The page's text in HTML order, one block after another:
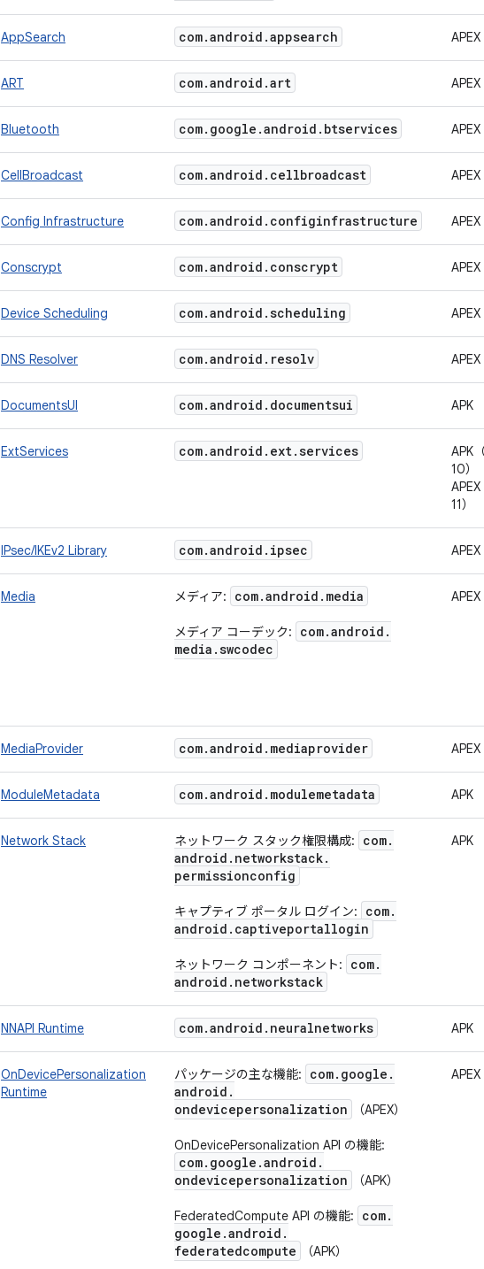
AppSearch com.android .appsearch APEX
ART com.android .art APEX
Bluetooth com. google .android . btservices APEX
CellBroadcast com.android . cellbroadcast APEX
Config Infrastructure com.android . configinfrastructure APEX
Conscrypt com.android . conscrypt APEX
Device Scheduling com.android .scheduling APEX
DNS Resolver com.android . resolv APEX
DocumentsUI com.android . documentsui APK
ExtServices com.android . ext.services
APK
10）
11）
IPsec/IKEv2 Library com.android . ipsec APEX
Media メディア: com.android . media
メディア コーデック: com.android .
media .swcodec
APEX
MediaProvider com.android . mediaprovider APEX
ModuleMetadata com.android . modulemetadata APK
Network Stack ネットワーク スタック権限構成: com.
android . networkstack.
permissionconfig
キャプティブ ポータル ログイン: com.
android . captiveportallogin
ネットワーク コンポーネント: com.
android . networkstack
APK
NNAPI Runtime com.android . neuralnetworks APK
OnDevicePersonalization
Runtime
パッケージの主な機能: com. google .
android .
ondevicepersonalization
（APEX）
OnDevicePersonalization API の機能:
com. google .android .
ondevicepersonalization
（APK）
FederatedCompute API の機能: com.
google .android .
federatedcompute
（APK）